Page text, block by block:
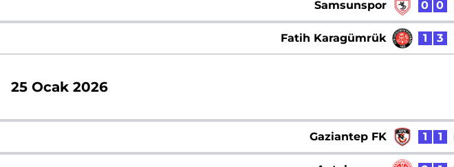
Samsunspor 0 0
Fatih Karagümrük 1 3
25 Ocak 2026
Gaziantep FK 1 1